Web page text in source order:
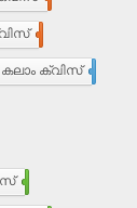
ക്വിസ്